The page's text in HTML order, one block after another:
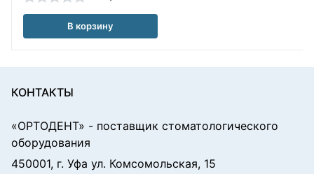
В корзину
КОНТАКТЫ
«ОРТОДЕНТ» - поставщик стоматологического
оборудования
450001, г. Уфа ул. Комсомольская, 15